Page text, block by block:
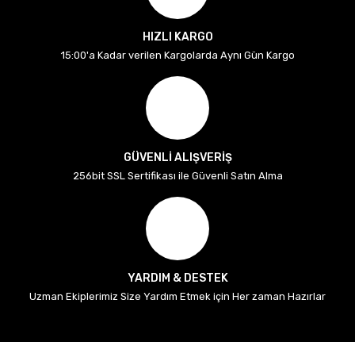
HIZLI KARGO
15:00'a Kadar verilen Kargolarda Aynı Gün Kargo
GÜVENLİ ALIŞVERİŞ
256bit SSL Sertifikası ile Güvenli Satın Alma
YARDIM & DESTEK
Uzman Ekiplerimiz Size Yardım Etmek için Her zaman Hazırlar